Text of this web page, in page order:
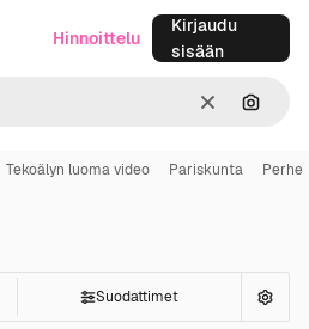
SelkeäHae
Hinnoittelu
Kirjaudu
sisään
Tekoälyn luoma video Pariskunta Perhe
Suodattimet